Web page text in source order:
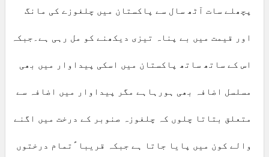
پچھلے سات آٹھ سال سے پاکستان میں چلغوزے کی مانگ
اور قیمت میں بے پناہ تیزی دیکھنے کو مل رہی ہے۔جبکہ
اس کے ساتھ ساتھ پاکستان میں اسکی پیداوار میں بھی
مسلسل اضافہ بھی ہورہاہے مگر پیداوار میں اضافہ سے
متعلق بتاتا چلوں کہ چلغوزہ صنوبر کے درخت میں اگنے
والے کون میں پایا جاتا ہے جبکہ قریبا ًتمام درختوں